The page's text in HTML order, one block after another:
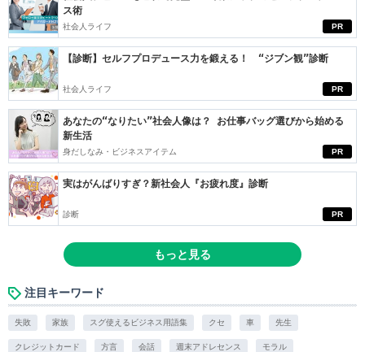
PR
ス術
社会人ライフ
PR
【診断】セルフプロデュース力を鍛える！ “ジブン観”診断
社会人ライフ
PR
あなたの“なりたい”社会人像は？ お仕事バッグ選びから始める
新生活
身だしなみ・ビジネスアイテム
PR
実はがんばりすぎ？新社会人『お疲れ度』診断
診断
もっと見る
注目キーワード
失敗 家族 スグ使えるビジネス用語集 クセ 車 先生
クレジットカード 方言 会話 週末アドレセンス モラル